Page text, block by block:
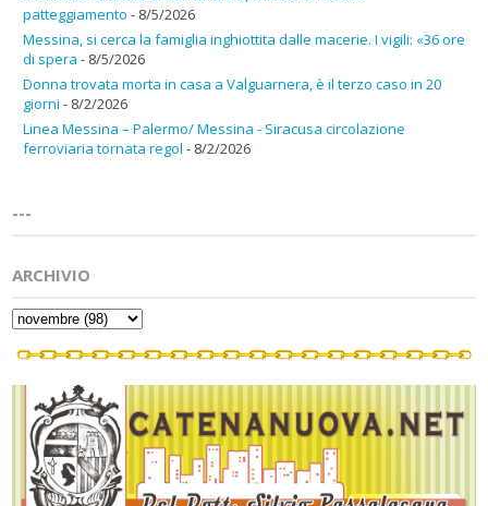
patteggiamento - 8/5/2026
Messina, si cerca la famiglia inghiottita dalle macerie. I vigili: «36 ore
di spera - 8/5/2026
Donna trovata morta in casa a Valguarnera, è il terzo caso in 20
giorni - 8/2/2026
Linea Messina – Palermo/ Messina - Siracusa circolazione
ferroviaria tornata regol - 8/2/2026
---
ARCHIVIO